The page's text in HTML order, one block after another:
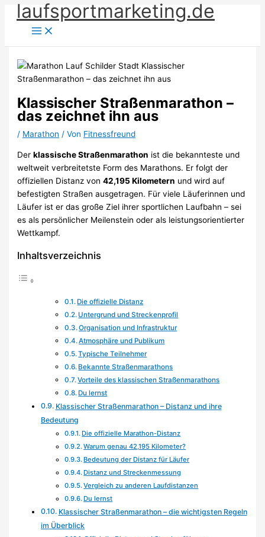
Inhalt
springen
laufsportmarketing.de
Klassischer Straßenmarathon –
das zeichnet ihn aus
/ Marathon / Von Fitnessfreund
Derklassische Straßenmarathon ist die bekannteste und
weltweit verbreitetste Form des Marathons. Er folgt der
offiziellen Distanz von42,195 Kilometern und wird auf
befestigten Straßen ausgetragen. Für viele Läuferinnen und
Läufer ist er das große Ziel ihrer sportlichen Laufbahn – sei
es als persönlicher Meilenstein oder als leistungsorientierter
Wettkampf.
Inhaltsverzeichnis
Die offizielle Distanz
Untergrund und Streckenprofil
Organisation und Infrastruktur
Atmosphäre und Publikum
Typische Teilnehmer
Bekannte Straßenmarathons
Vorteile des klassischen Straßenmarathons
Du lernst
Klassischer Straßenmarathon – Distanz und ihre
Bedeutung
Die offizielle Marathon-Distanz
Warum genau 42,195 Kilometer?
Bedeutung der Distanz für Läufer
Distanz und Streckenmessung
Vergleich zu anderen Laufdistanzen
Du lernst
Klassischer Straßenmarathon – die wichtigsten Regeln
im Überblick